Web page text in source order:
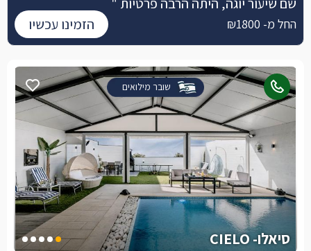
שובר מילואים
סיאלו- CIELO
החל מ- ₪1800 הזמינו עכשיו